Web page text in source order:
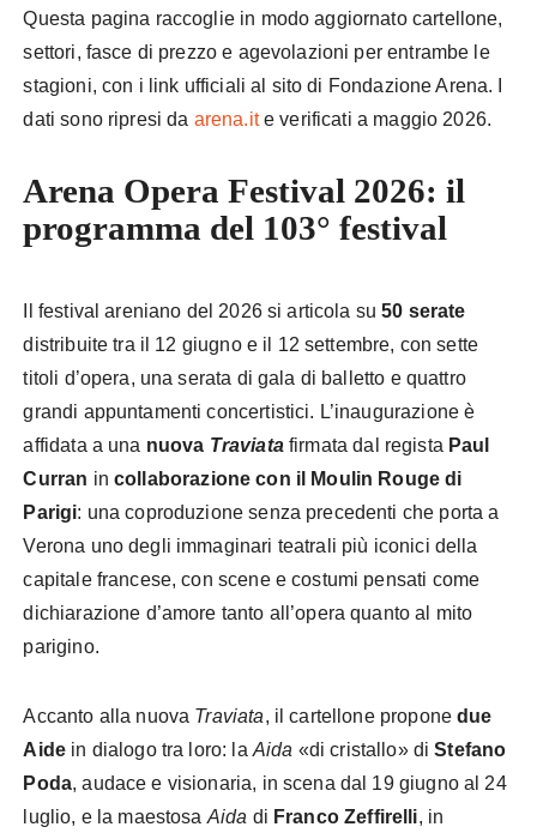
Questa pagina raccoglie in modo aggiornato cartellone,
settori, fasce di prezzo e agevolazioni per entrambe le
stagioni, con i link ufficiali al sito di Fondazione Arena. I
dati sono ripresi da arena.ite verificati a maggio 2026.
Arena Opera Festival 2026: il
programma del 103° festival
Il festival areniano del 2026 si articola su50 serate
distribuite tra il 12 giugno e il 12 settembre, con sette
titoli d’opera, una serata di gala di balletto e quattro
grandi appuntamenti concertistici. L’inaugurazione è
affidata a una nuova Traviatafirmata dal regista Paul
Curran in collaborazione con il Moulin Rouge di
Parigi: una coproduzione senza precedenti che porta a
Verona uno degli immaginari teatrali più iconici della
capitale francese, con scene e costumi pensati come
dichiarazione d’amore tanto all’opera quanto al mito
parigino.
Accanto alla nuova Traviata, il cartellone proponedue
Aide in dialogo tra loro: la Aida «di cristallo» diStefano
Poda, audace e visionaria, in scena dal 19 giugno al 24
luglio, e la maestosa Aida di Franco Zeffirelli, in